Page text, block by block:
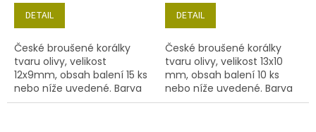
DETAIL
České broušené korálky
tvaru olivy, velikost
12x9mm, obsah balení 15 ks
nebo níže uvedené. Barva
hematit
DETAIL
České broušené korálky
tvaru olivy, velikost 13x10
mm, obsah balení 10 ks
nebo níže uvedené. Barva
křišťál s povrchovou